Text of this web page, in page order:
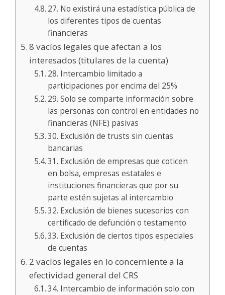
27. No existirá una estadística pública de
los diferentes tipos de cuentas
financieras
8 vacíos legales que afectan a los
interesados ​​(titulares de la cuenta)
28. Intercambio limitado a
participaciones por encima del 25%
29. Solo se comparte información sobre
las personas con control en entidades no
financieras (NFE) pasivas
30. Exclusión de trusts sin cuentas
bancarias
31. Exclusión de empresas que coticen
en bolsa, empresas estatales e
instituciones financieras que por su
parte estén sujetas al intercambio
32. Exclusión de bienes sucesorios con
certificado de defunción o testamento
33. Exclusión de ciertos tipos especiales
de cuentas
2 vacíos legales en lo concerniente a la
efectividad general del CRS
34. Intercambio de información solo con